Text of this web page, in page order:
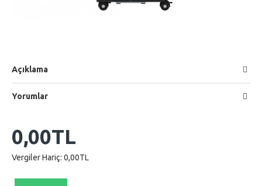
Açıklama
Yorumlar
0,00TL
Vergiler Hariç: 0,00TL